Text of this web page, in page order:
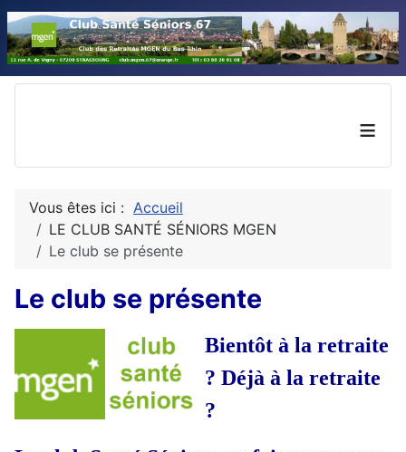
≡
Vous êtes ici : Accueil
LE CLUB SANTÉ SÉNIORS MGEN
Le club se présente
Le club se présente
Bientôt à la retraite
? Déjà à la retraite
?